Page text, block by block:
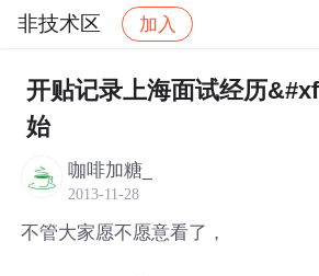
非技术区 加入
社区 非技术区 帖子详情
开贴记录上海面试经历
始
咖啡加糖_
2013-11-28
不管大家愿不愿意看了，